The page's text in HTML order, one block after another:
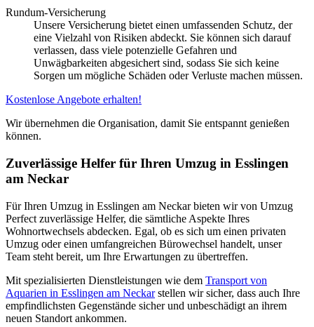
Rundum-Versicherung
Unsere Versicherung bietet einen umfassenden Schutz, der
eine Vielzahl von Risiken abdeckt. Sie können sich darauf
verlassen, dass viele potenzielle Gefahren und
Unwägbarkeiten abgesichert sind, sodass Sie sich keine
Sorgen um mögliche Schäden oder Verluste machen müssen.
Kostenlose Angebote erhalten!
Wir übernehmen die Organisation, damit Sie entspannt genießen
können.
Zuverlässige Helfer für Ihren Umzug in Esslingen
am Neckar
Für Ihren Umzug in Esslingen am Neckar bieten wir von Umzug
Perfect zuverlässige Helfer, die sämtliche Aspekte Ihres
Wohnortwechsels abdecken. Egal, ob es sich um einen privaten
Umzug oder einen umfangreichen Bürowechsel handelt, unser
Team steht bereit, um Ihre Erwartungen zu übertreffen.
Mit spezialisierten Dienstleistungen wie dem Transport von
Aquarien in Esslingen am Neckarstellen wir sicher, dass auch Ihre
empfindlichsten Gegenstände sicher und unbeschädigt an ihrem
neuen Standort ankommen.